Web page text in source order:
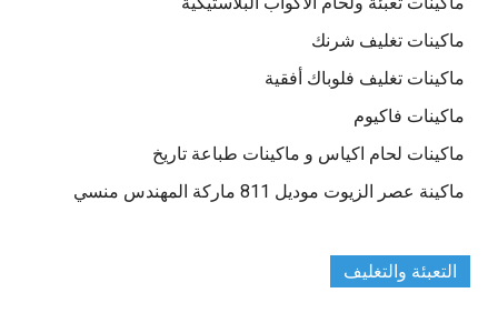
ماكينات تغليف شرنك
ماكينات تغليف فلوباك أفقية
ماكينات فاكيوم
ماكينات لحام اكياس و ماكينات طباعة تاريخ
ماكينة عصر الزيوت موديل 811 ماركة المهندس منسي
التعبئة والتغليف